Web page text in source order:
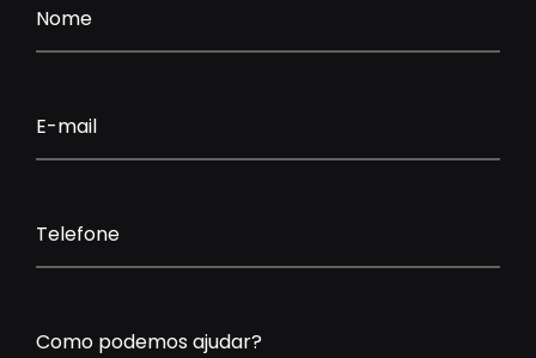
Nome
E-mail
Telefone
Como podemos ajudar?